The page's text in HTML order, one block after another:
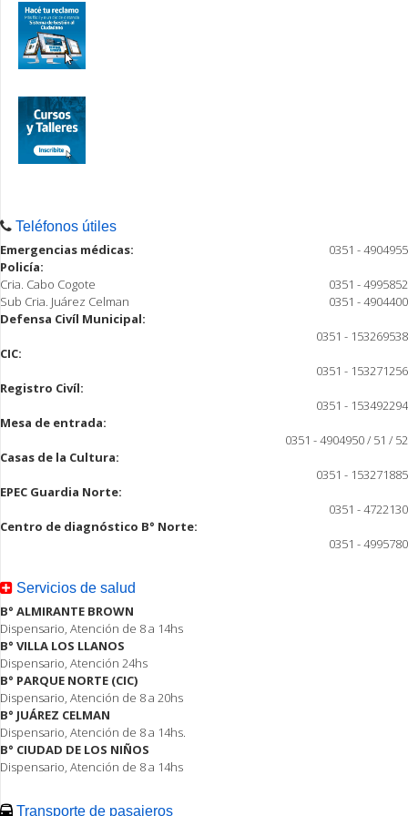
Teléfonos útiles
Emergencias médicas:
0351 - 4904955
Policía:
Cria. Cabo Cogote
0351 - 4995852
Sub Cria. Juárez Celman
0351 - 4904400
Defensa Civíl Municipal:
0351 - 153269538
CIC:
0351 - 153271256
Registro Civíl:
0351 - 153492294
Mesa de entrada:
0351 - 4904950 / 51 / 52
Casas de la Cultura:
0351 - 153271885
EPEC Guardia Norte:
0351 - 4722130
Centro de diagnóstico B° Norte:
0351 - 4995780
Servicios de salud
B° ALMIRANTE BROWN
Dispensario, Atención de 8 a 14hs
B° VILLA LOS LLANOS
Dispensario, Atención 24hs
B° PARQUE NORTE (CIC)
Dispensario, Atención de 8 a 20hs
B° JUÁREZ CELMAN
Dispensario, Atención de 8 a 14hs.
B° CIUDAD DE LOS NIÑOS
Dispensario, Atención de 8 a 14hs
Transporte de pasajeros